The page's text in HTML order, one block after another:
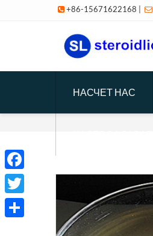
 +86-15671622168 
НАСЧЕТ НАС
Facebook
Twitter